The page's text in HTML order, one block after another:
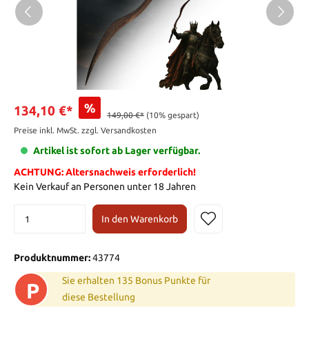
134,10 €* %
149,00 €* (10% gespart)
Preise inkl. MwSt. zzgl. Versandkosten
Artikel ist sofort ab Lager verfügbar.
ACHTUNG: Altersnachweis erforderlich!
Kein Verkauf an Personen unter 18 Jahren
In den Warenkorb
Produktnummer:43774
P
Sie erhalten 135 Bonus Punkte für
diese Bestellung